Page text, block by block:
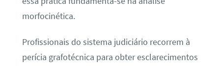
morfocinética.
Profissionais do sistema judiciário recorrem à
perícia grafotécnica para obter esclarecimentos